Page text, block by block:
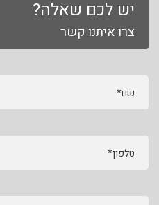
יש לכם שאלה?
צרו איתנו קשר
שם*
טלפון*